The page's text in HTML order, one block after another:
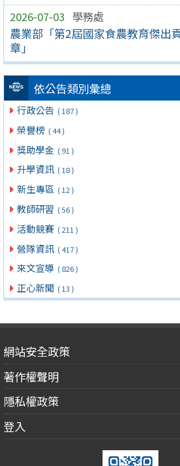
2026-07-03 學務處
農業部「第2屆國家食農教育傑出
章」
依公告類別彙總
行政公告 ( 187 )
榮譽榜 ( 44 )
獎助學金 ( 91 )
升學資訊 ( 18 )
新生專區 ( 12 )
教師研習 ( 56 )
活動競賽 ( 211 )
營隊資訊 ( 417 )
來文宣導 ( 826 )
正心新聞 ( 13 )
網站安全政策
著作權聲明
隱私權政策
登入